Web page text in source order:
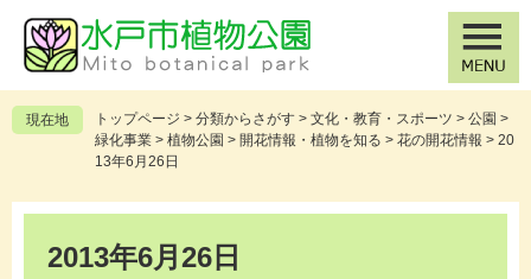
の
先
頭
ー
を
飛
現在地 トップページ > 分類からさがす > 文化・教育・スポーツ > 公園 >
緑化事業 > 植物公園 > 開花情報・植物を知る > 花の開花情報 > 20
13年6月26日
2013年6月26日